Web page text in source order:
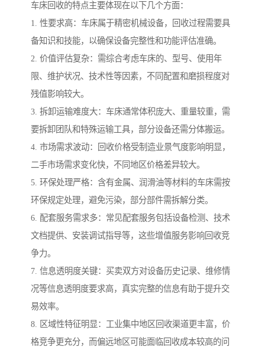
车床回收的特点主要体现在以下几个方面：
1. 性要求高：车床属于精密机械设备，回收过程需要具
备知识和技能，以确保设备完整性和功能评估准确。
2. 价值评估复杂：需综合考虑车床的、型号、使用年
限、维护状况、技术性等因素，不同配置和磨损程度对
残值影响较大。
3. 拆卸运输难度大：车床通常体积庞大、重量较重，需
要拆卸团队和特殊运输工具，部分设备还需分体搬运。
4. 市场需求波动：回收价格受制造业景气度影响明显，
二手市场需求变化快，不同地区价格差异较大。
5. 环保处理严格：含有金属、润滑油等材料的车床需按
环保规定处理，避免污染，部分部件需拆解分类。
6. 配套服务需求多：常见配套服务包括设备检测、技术
文档提供、安装调试指导等，这些增值服务影响回收竞
争力。
7. 信息透明度关键：买卖双方对设备历史记录、维修情
况等信息透明度要求高，真实完整的信息有助于提升交
易效率。
8. 区域性特征明显：工业集中地区回收渠道更丰富，价
格竞争更充分，而偏远地区可能面临回收成本较高的问